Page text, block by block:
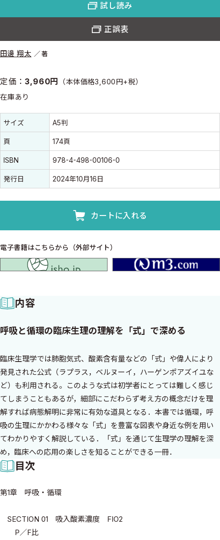
田邊 翔太 著
定価： 3,960円 （本体価格3,600円+税）
在庫あり
書誌情報
書誌情報
サイズ A5判
頁 174頁
ISBN 978-4-498-00106-0
発行日 2024年10月16日
カートに入れる
電子書籍はこちらから（外部サイト）
試し読み
正誤表
内容
呼吸と循環の臨床生理の理解を「式」で深める
臨床生理学では肺胞気式、酸素含有量などの「式」や偉人により
発見された公式（ラプラス，ベルヌーイ，ハーゲンポアズイユな
ど）も利用される。このような式は初学者にとっては難しく感じ
てしまうこともあるが，細部にこだわらず考え方の概念だけを理
解すれば病態解明に非常に有効な道具となる．本書では循環，呼
吸の生理にかかわる様々な「式」を豊富な図表や身近な例を用い
てわかりやすく解説している．「式」を通じて生理学の理解を深
め，臨床への応用の楽しさを知ることができる一冊．
目次
第1章 呼吸・循環
SECTION 01 吸入酸素濃度 FIO2
P／F比